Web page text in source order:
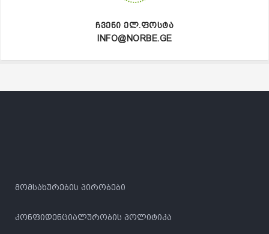
ᲩᲕᲔᲜᲘ ᲔᲚ.ᲤᲝᲡᲢᲐ
INFO@NORBE.GE
მომსახურების პირობები
კონფიდენციალურობის პოლიტიკა